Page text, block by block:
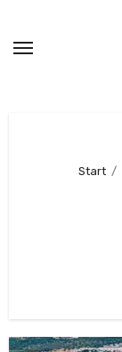
Start